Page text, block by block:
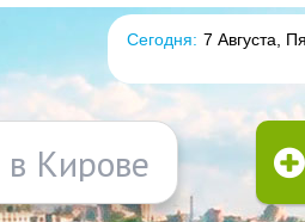
Сегодня: 7 Августа,
Кирове